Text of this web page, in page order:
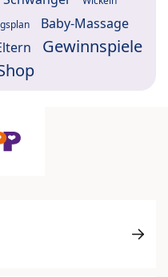
Baby-Massage
Gewinnspiele